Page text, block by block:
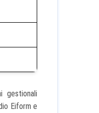
gestionali
Eiform e